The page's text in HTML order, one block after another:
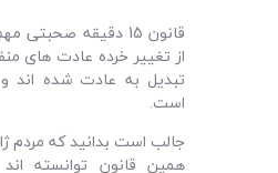
قانون 15 دقیقه
از تغییر خرده عادت های
تبدیل به عادت شده اند
است.
جالب است بدانید که مردم
همین قانون توانسته